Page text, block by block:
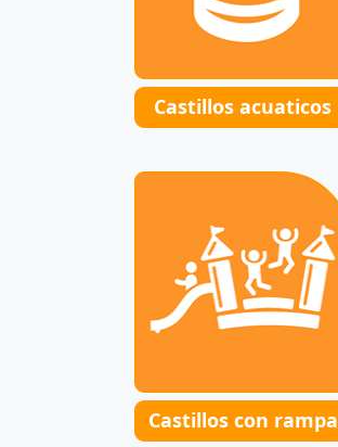
Castillos acuaticos
Castillos con rampa